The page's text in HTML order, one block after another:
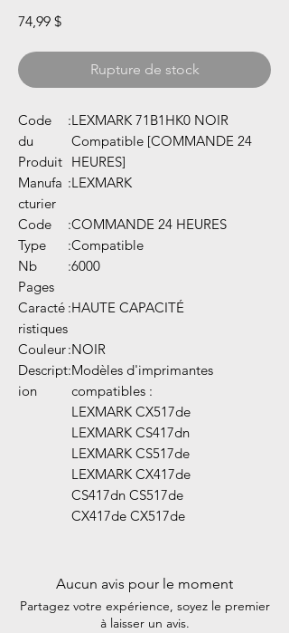
74,99 $Prix
Rupture de stock
Code
du
Produit
:LEXMARK 71B1HK0 NOIR
Compatible [COMMANDE 24
HEURES]
Manufa
cturier
:LEXMARK
Code :COMMANDE 24 HEURES
Type
:Compatible
Nb
Pages
:6000
Caracté
ristiques
:HAUTE CAPACITÉ
Couleur:NOIR
Descript
ion
:Modèles d'imprimantes
compatibles :
LEXMARK CX517de
LEXMARK CS417dn
LEXMARK CS517de
LEXMARK CX417de
CS417dn CS517de
CX417de CX517de
Aucun avis pour le moment
Partagez votre expérience, soyez le premier
à laisser un avis.